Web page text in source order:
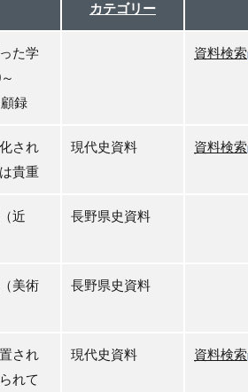
カテゴリー
た学
録
資料検索
され
貴重
現代史資料 資料検索
近
長野県史資料
美術
長野県史資料
され
れて
現代史資料 資料検索